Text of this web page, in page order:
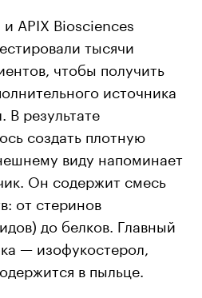
APIX Biosciences
тысячи
чтобы получить
источника
В результате
создать плотную
виду напоминает
Он содержит смесь
от стеринов
до белков. Главный
— изофукостерол,
в пыльце.